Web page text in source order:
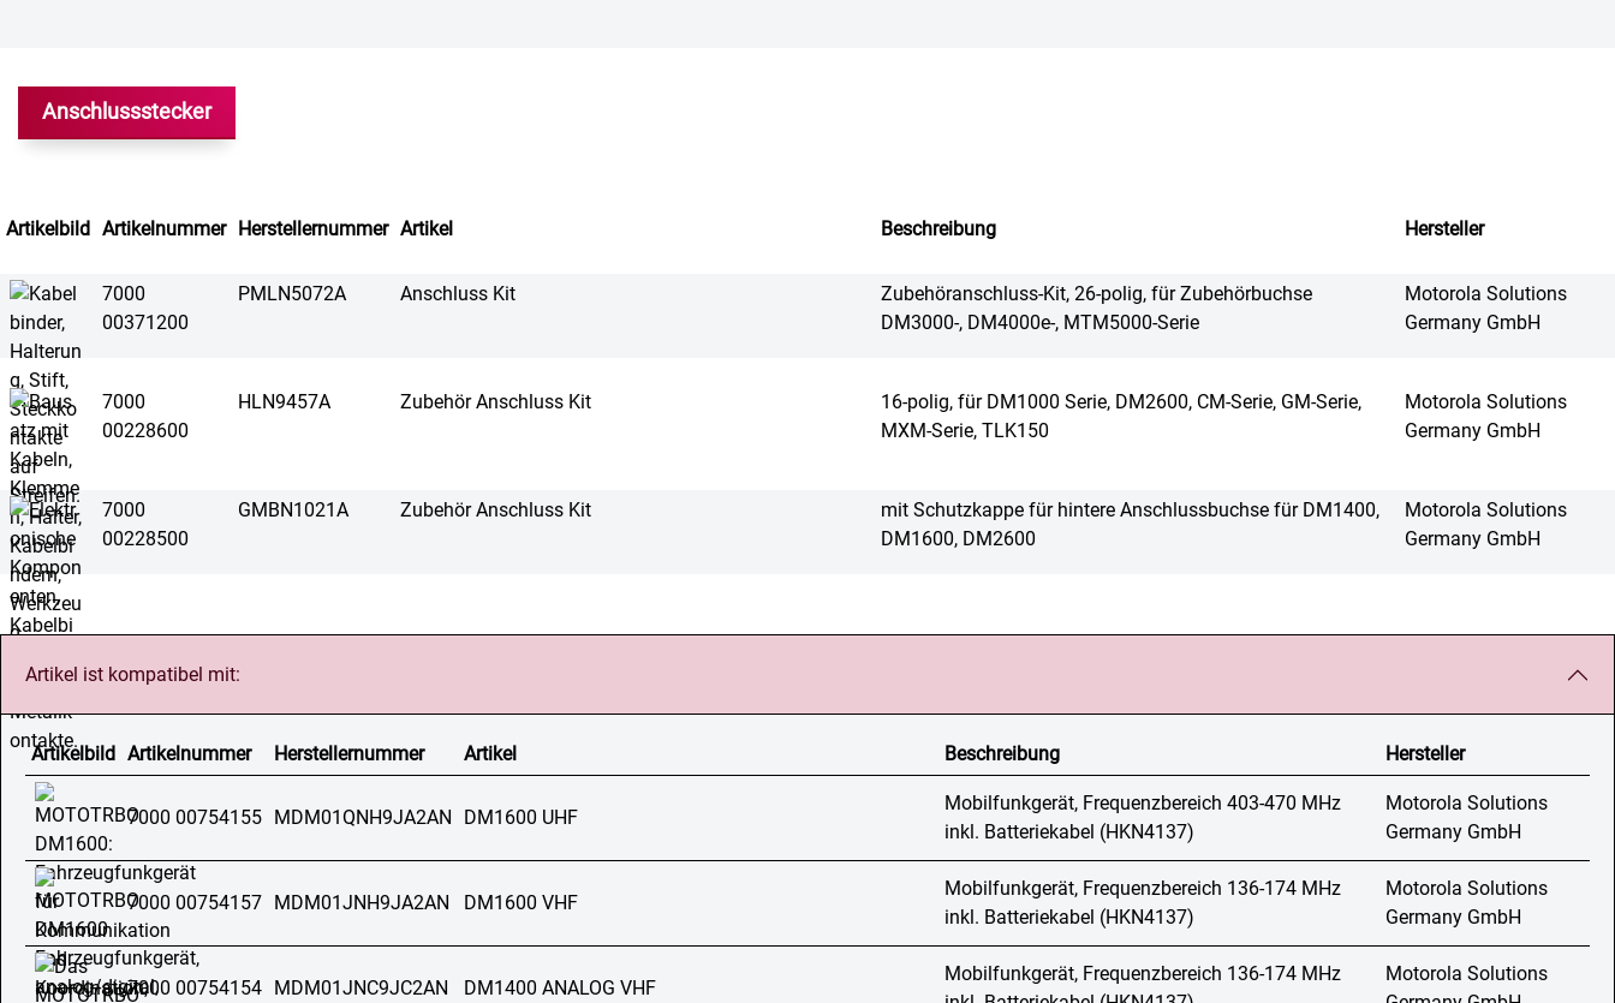
Anschlussstecker
Artikelbild Artikelnummer Herstellernummer Artikel Beschreibung Hersteller
7000
00371200
PMLN5072A Anschluss Kit
Zubehöranschluss-Kit, 26-polig, für Zubehörbuchse
DM3000-, DM4000e-, MTM5000-Serie
Motorola Solutions
Germany GmbH
7000
00228600
HLN9457A Zubehör Anschluss Kit
16-polig, für DM1000 Serie, DM2600, CM-Serie, GM-Serie,
MXM-Serie, TLK150
Motorola Solutions
Germany GmbH
7000
00228500
GMBN1021A Zubehör Anschluss Kit
mit Schutzkappe für hintere Anschlussbuchse für DM1400,
DM1600, DM2600
Motorola Solutions
Germany GmbH
Artikel ist kompatibel mit:
Artikelbild Artikelnummer Herstellernummer Artikel Beschreibung Hersteller
7000 00754155 MDM01QNH9JA2AN DM1600 UHF
Mobilfunkgerät, Frequenzbereich 403-470 MHz
inkl. Batteriekabel (HKN4137)
Motorola Solutions
Germany GmbH
7000 00754157 MDM01JNH9JA2AN DM1600 VHF
Mobilfunkgerät, Frequenzbereich 136-174 MHz
inkl. Batteriekabel (HKN4137)
Motorola Solutions
Germany GmbH
7000 00754154 MDM01JNC9JC2AN DM1400 ANALOG VHF
Mobilfunkgerät, Frequenzbereich 136-174 MHz
Motorola Solutions